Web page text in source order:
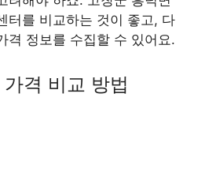
터를 비교하는 것이 좋고, 다
격 정보를 수집할 수 있어요.
격 비교 방법